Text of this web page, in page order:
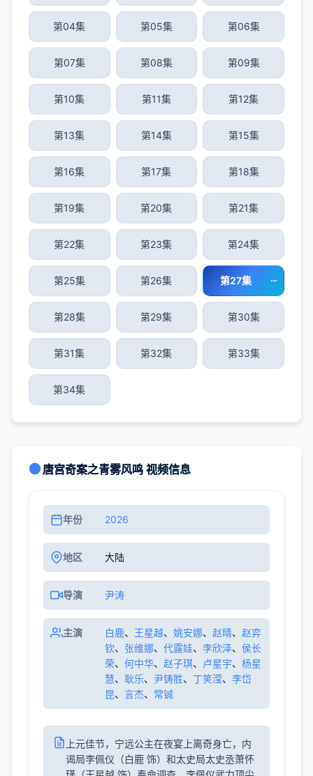
第04集 第05集 第06集
第07集 第08集 第09集
第10集 第11集 第12集
第13集 第14集 第15集
第16集 第17集 第18集
第19集 第20集 第21集
第22集 第23集 第24集
第25集 第26集 第27集
第28集 第29集 第30集
第31集 第32集 第33集
第34集
唐宫奇案之青雾风鸣 视频信息
年份 2026
地区 大陆
导演 尹涛
主演 白鹿、 王星越、 姚安娜、 赵晴、 赵弈
钦、 张维娜、 代露娃、 李欣泽、 侯长
荣、 何中华、 赵子琪、 卢星宇、 杨星
慧、 耿乐、 尹铸胜、 丁笑滢、 李岱
昆、 言杰、 常铖
上元佳节，宁远公主在夜宴上离奇身亡，内
谒局李佩仪（白鹿 饰）和太史局太史丞萧怀